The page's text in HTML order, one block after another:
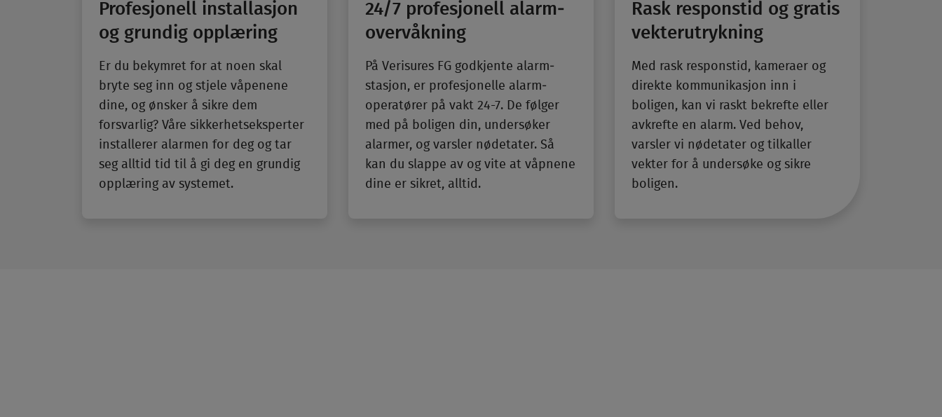
Profesjonell installasjon
og grundig opp­læring
Er du bekymret for at noen skal
bryte seg inn og stjele våpenene
dine, og ønsker å sikre dem
forsvarlig? Våre sikkerhetseksperter
installerer alarmen for deg og tar
seg alltid tid til å gi deg en grundig
opp­læring av systemet.
24/7 profesjonell alarm­
overvåkning
På Verisures FG god­kjente alarm­
stasjon, er profesjonelle alarm­
operatører på vakt 24-7. De følger
med på boligen din, under­søker
alarmer, og varsler nødetater. Så
kan du slappe av og vite at våpnene
dine er sikret, alltid.
Rask respons­tid og gratis
vekter­utrykning
Med rask respons­tid, kameraer og
direkte kommunikasjon inn i
boligen, kan vi raskt bekrefte eller
avkrefte en alarm. Ved behov,
varsler vi nød­etater og tilkaller
vekter for å undersøke og sikre
boligen.